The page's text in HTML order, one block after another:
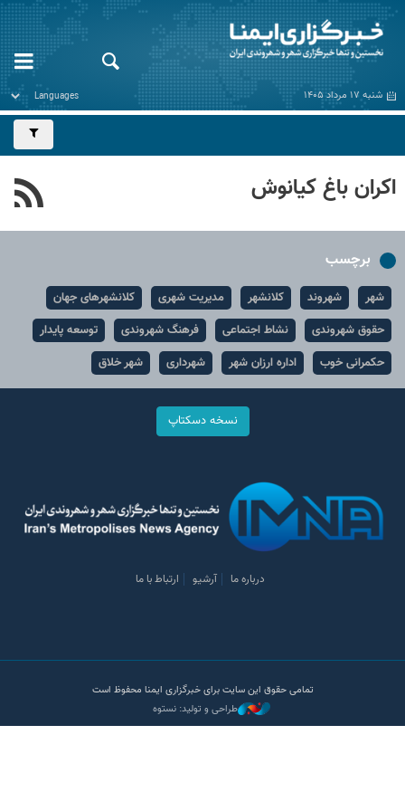
شنبه ۱۷ مرداد ۱۴۰۵
اکران باغ کیانوش
برچسب
شهر شهروند کلانشهر مدیریت شهری
کلانشهرهای جهان
حقوق شهروندی
نشاط اجتماعی فرهنگ شهروندی
توسعه پایدار
حکمرانی خوب
اداره ارزان شهر شهرداری شهر خلاق
نسخه دسکتاپ
درباره ما آرشیو ارتباط با ما
تمامی حقوق این سایت برای خبرگزاری ایمنا محفوظ است
طراحی و تولید: نستوه